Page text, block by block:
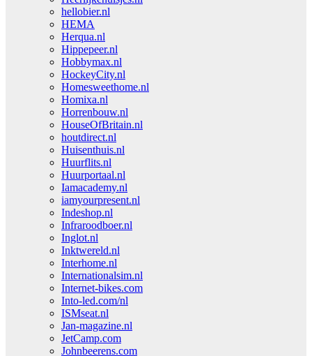
hellobier.nl
HEMA
Herqua.nl
Hippepeer.nl
Hobbymax.nl
HockeyCity.nl
Homesweethome.nl
Homixa.nl
Horrenbouw.nl
HouseOfBritain.nl
houtdirect.nl
Huisenthuis.nl
Huurflits.nl
Huurportaal.nl
Iamacademy.nl
iamyourpresent.nl
Indeshop.nl
Infraroodboer.nl
Inglot.nl
Inktwereld.nl
Interhome.nl
Internationalsim.nl
Internet-bikes.com
Into-led.com/nl
ISMseat.nl
Jan-magazine.nl
JetCamp.com
Johnbeerens.com